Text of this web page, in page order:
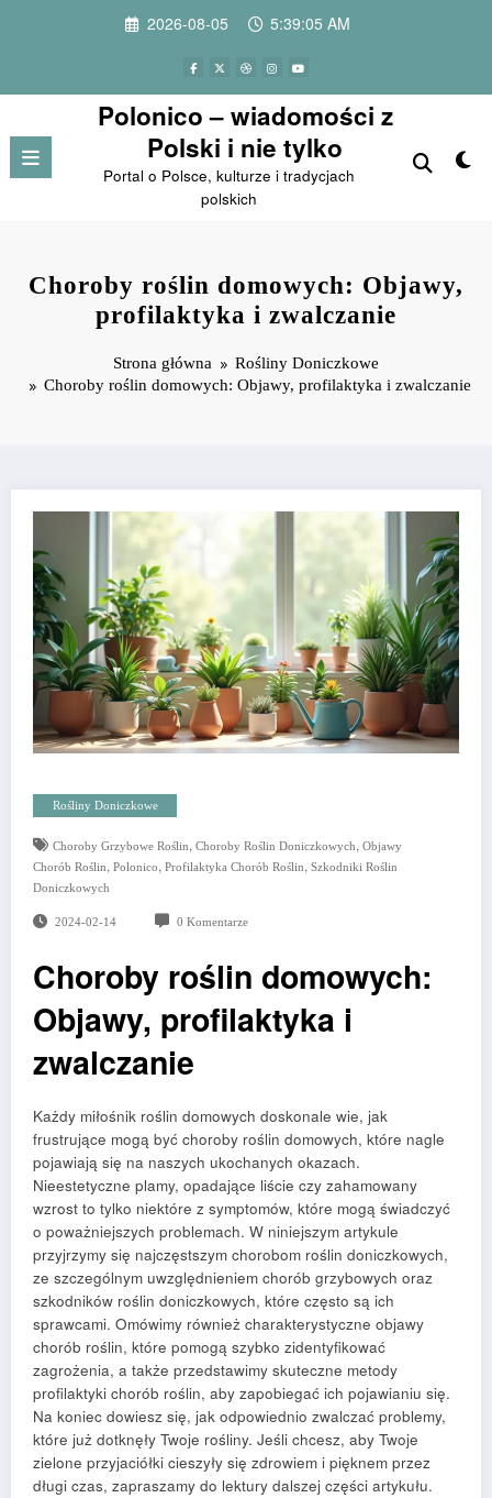
2026-08-05 5:39:06 AM
Polonico – wiadomości z
Polski i nie tylko
Portal o Polsce, kulturze i tradycjach
polskich
Choroby roślin domowych: Objawy,
profilaktyka i zwalczanie
Strona główna
Rośliny Doniczkowe
Choroby roślin domowych: Objawy, profilaktyka i zwalczanie
Rośliny Doniczkowe
Choroby Grzybowe Roślin, Choroby Roślin Doniczkowych, Objawy
Chorób Roślin, Polonico, Profilaktyka Chorób Roślin, Szkodniki Roślin
Doniczkowych
2024-02-14 0 Komentarze
Choroby roślin domowych:
Objawy, profilaktyka i
zwalczanie
Każdy miłośnik roślin domowych doskonale wie, jak
frustrujące mogą być choroby roślin domowych, które nagle
pojawiają się na naszych ukochanych okazach.
Nieestetyczne plamy, opadające liście czy zahamowany
wzrost to tylko niektóre z symptomów, które mogą świadczyć
o poważniejszych problemach. W niniejszym artykule
przyjrzymy się najczęstszym chorobom roślin doniczkowych,
ze szczególnym uwzględnieniem chorób grzybowych oraz
szkodników roślin doniczkowych, które często są ich
sprawcami. Omówimy również charakterystyczne objawy
chorób roślin, które pomogą szybko zidentyfikować
zagrożenia, a także przedstawimy skuteczne metody
profilaktyki chorób roślin, aby zapobiegać ich pojawianiu się.
Na koniec dowiesz się, jak odpowiednio zwalczać problemy,
które już dotknęły Twoje rośliny. Jeśli chcesz, aby Twoje
zielone przyjaciółki cieszyły się zdrowiem i pięknem przez
długi czas, zapraszamy do lektury dalszej części artykułu.